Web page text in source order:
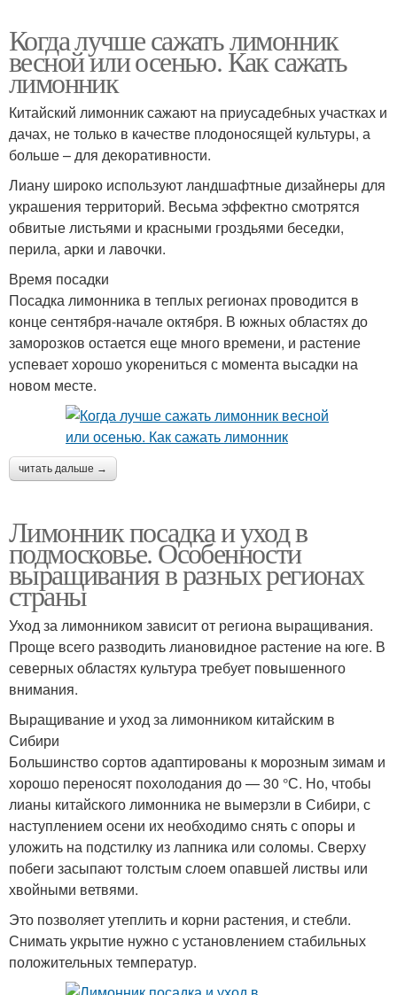
Когда лучше сажать лимонник
весной или осенью. Как сажать
лимонник
Китайский лимонник сажают на приусадебных участках и
дачах, не только в качестве плодоносящей культуры, а
больше – для декоративности.
Лиану широко используют ландшафтные дизайнеры для
украшения территорий. Весьма эффектно смотрятся
обвитые листьями и красными гроздьями беседки,
перила, арки и лавочки.
Время посадки
Посадка лимонника в теплых регионах проводится в
конце сентября-начале октября. В южных областях до
заморозков остается еще много времени, и растение
успевает хорошо укорениться с момента высадки на
новом месте.
читать дальше →
Лимонник посадка и уход в
подмосковье. Особенности
выращивания в разных регионах
страны
Уход за лимонником зависит от региона выращивания.
Проще всего разводить лиановидное растение на юге. В
северных областях культура требует повышенного
внимания.
Выращивание и уход за лимонником китайским в
Сибири
Большинство сортов адаптированы к морозным зимам и
хорошо переносят похолодания до — 30 °С. Но, чтобы
лианы китайского лимонника не вымерзли в Сибири, с
наступлением осени их необходимо снять с опоры и
уложить на подстилку из лапника или соломы. Сверху
побеги засыпают толстым слоем опавшей листвы или
хвойными ветвями.
Это позволяет утеплить и корни растения, и стебли.
Снимать укрытие нужно с установлением стабильных
положительных температур.